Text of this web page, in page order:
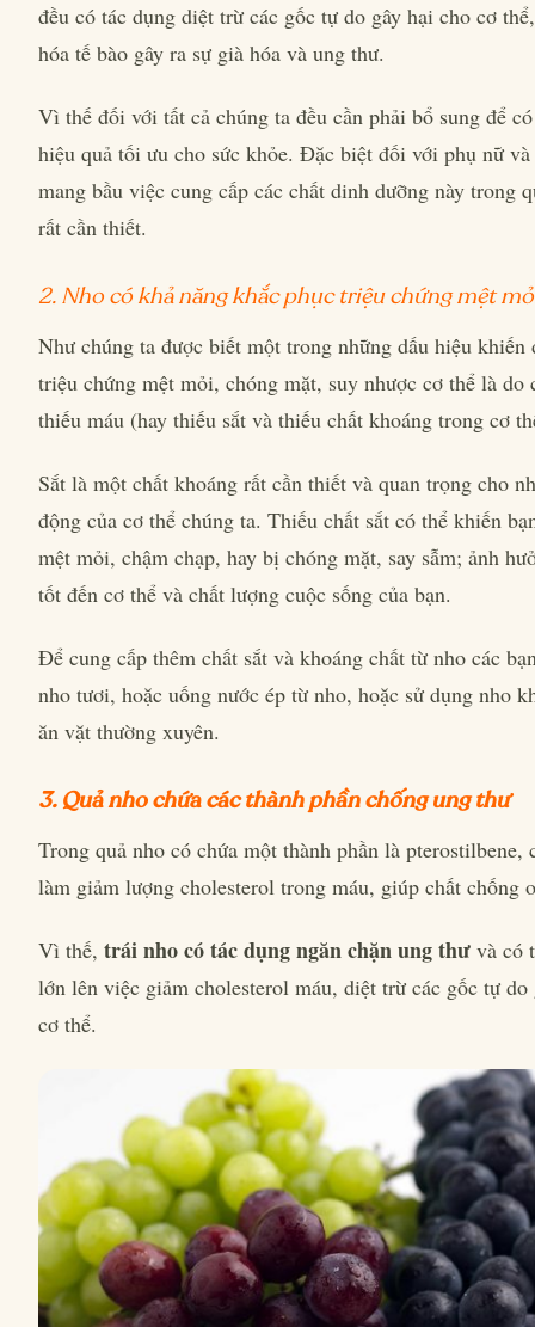
đều có tác dụng diệt trừ các gốc tự do gây hại cho cơ
hóa tế bào gây ra sự già hóa và ung thư.
Vì thế đối với tất cả chúng ta đều cần phải bổ sung để
hiệu quả tối ưu cho sức khỏe. Đặc biệt đối với phụ nữ
mang bầu việc cung cấp các chất dinh dưỡng này trong
rất cần thiết.
2. Nho có khả năng khắc phục triệu chứng mệt
Như chúng ta được biết một trong những dấu hiệu khiến
triệu chứng mệt mỏi, chóng mặt, suy nhược cơ thể là do
thiếu máu (hay thiếu sắt và thiếu chất khoáng trong cơ
Sắt là một chất khoáng rất cần thiết và quan trọng cho
động của cơ thể chúng ta. Thiếu chất sắt có thể khiến
mệt mỏi, chậm chạp, hay bị chóng mặt, say sẫm; ảnh
tốt đến cơ thể và chất lượng cuộc sống của bạn.
Để cung cấp thêm chất sắt và khoáng chất từ nho các
nho tươi, hoặc uống nước ép từ nho, hoặc sử dụng nho
ăn vặt thường xuyên.
3. Quả nho chứa các thành phần chống ung thư
Trong quả nho có chứa một thành phần là pterostilbene,
làm giảm lượng cholesterol trong máu, giúp chất chống
Vì thế, trái nho có tác dụng ngăn chặn ung thư và có
lớn lên việc giảm cholesterol máu, diệt trừ các gốc tự do
cơ thể.